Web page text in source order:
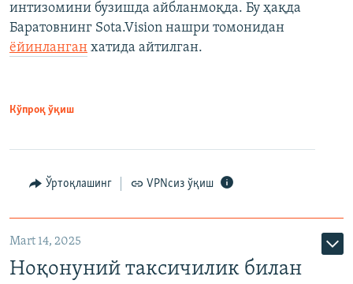
интизомини бузишда айбланмоқда. Бу ҳақда
Баратовнинг Sota.Vision нашри томонидан
ёйинланган хатида айтилган.
Кўпроқ ўқиш
Ўртоқлашинг VPNсиз ўқиш
Mart 14, 2025
Ноқонуний таксичилик билан